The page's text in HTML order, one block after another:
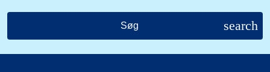
Søg search